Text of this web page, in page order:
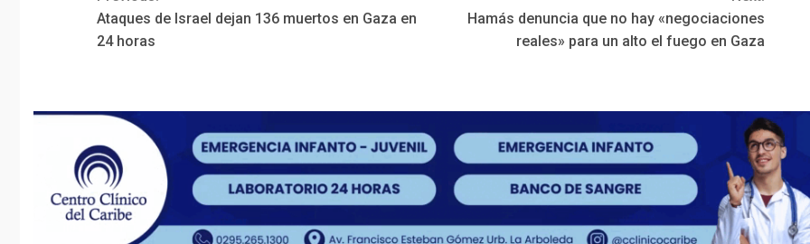
Reading
Ataques de Israel dejan 136 muertos en Gaza en
24 horas
Hamás denuncia que no hay «negociaciones
reales» para un alto el fuego en Gaza